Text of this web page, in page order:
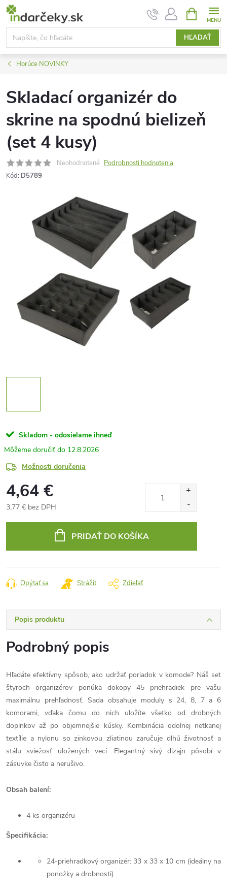
Prejsť
obsah
HĽADAŤ
KOŠÍK
Horúce NOVINKY
Skladací organizér do
skrine na spodnú bielizeň
(set 4 kusy)
Neohodnotené Podrobnosti hodnotenia
Kód: D5789
Skladom - odosielame ihneď
12.8.2026
Možnosti doručenia
4,64 €
3,77 € bez DPH
PRIDAŤ DO KOŠÍKA
Opýtať sa Strážiť Zdieľať
Popis produktu
Podrobný popis
Hľadáte efektívny spôsob, ako udržať poriadok v komode? Náš set
štyroch organizérov ponúka dokopy 45 priehradiek pre vašu
maximálnu prehľadnosť. Sada obsahuje moduly s 24, 8, 7 a 6
komorami, vďaka čomu do nich uložíte všetko od drobných
doplnkov až po objemnejšie kúsky. Kombinácia odolnej netkanej
textílie a nylonu so zinkovou zliatinou zaručuje dlhú životnosť a
stálu sviežosť uložených vecí. Elegantný sivý dizajn pôsobí v
zásuvke čisto a nerušivo.
Obsah balení:
4 ks organizéru
Špecifikácia:
24-priehradkový organizér: 33 x 33 x 10 cm (ideálny na
ponožky a drobnosti)